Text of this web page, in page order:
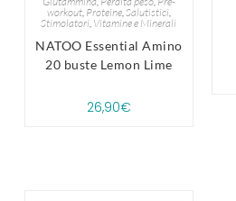
workout, Proteine, Salutistici,
Stimolatori Vitamine e Minerali
NATOO Essential Amino
20 buste Lemon Lime
26,90€